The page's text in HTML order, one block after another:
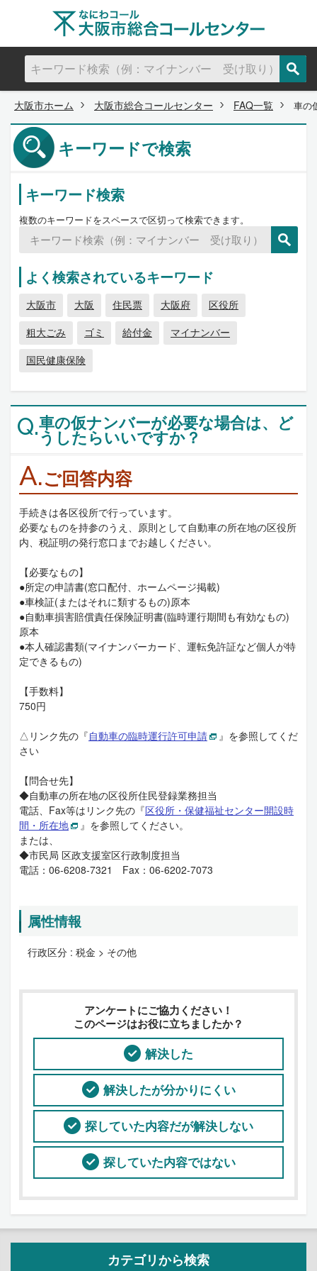
大阪市ホーム 大阪市総合コールセンター FAQ一覧 車の
キーワードで検索
キーワード検索
複数のキーワードをスペースで区切って検索できます。
よく検索されているキーワード
大阪市 大阪 住民票 大阪府
区役所
粗大ごみ
ゴミ 給付金
マイナンバー
国民健康保険
Q.車の仮ナンバーが必要な場合は、ど
うしたらいいですか？
A.ご回答内容
手続きは各区役所で行っています。
必要なものを持参のうえ、原則として自動車の所在地の区役所
内、税証明の発行窓口までお越しください。
【必要なもの】
●所定の申請書(窓口配付、ホームページ掲載)
●車検証(またはそれに類するもの)原本
●自動車損害賠償責任保険証明書(臨時運行期間も有効なもの)
原本
●本人確認書類(マイナンバーカード、運転免許証など個人が特
定できるもの)
【手数料】
750円
△リンク先の『自動車の臨時運行許可申請
』を参照してくだ
さい
【問合せ先】
◆自動車の所在地の区役所住民登録業務担当
電話、Fax等はリンク先の『区役所・保健福祉センター開設時
間・所在地
』を参照してください。
または、
◆市民局 区政支援室区行政制度担当
電話：06-6208-7321 Fax：06-6202-7073
属性情報
行政区分 : 税金 > その他
アンケートにご協力ください！
このページはお役に立ちましたか？
解決した
解決したが分かりにくい
探していた内容だが解決しない
探していた内容ではない
カテゴリから検索